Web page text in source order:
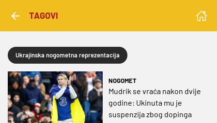
TAGOVI
Ukrajinska nogometna reprezentacija
NOGOMET
Mudrik se vraća nakon dvije
godine: Ukinuta mu je
suspenzija zbog dopinga